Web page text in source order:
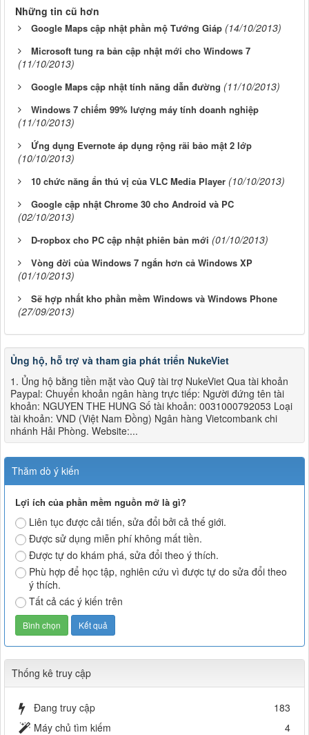
Những tin cũ hơn
Google Maps cập nhật phần mộ Tướng Giáp (14/10/2013)
Microsoft tung ra bản cập nhật mới cho Windows 7
(11/10/2013)
Google Maps cập nhật tính năng dẫn đường (11/10/2013)
Windows 7 chiếm 99% lượng máy tính doanh nghiệp
(11/10/2013)
Ứng dụng Evernote áp dụng rộng rãi bảo mật 2 lớp
(10/10/2013)
10 chức năng ẩn thú vị của VLC Media Player (10/10/2013)
Google cập nhật Chrome 30 cho Android và PC
(02/10/2013)
D-ropbox cho PC cập nhật phiên bản mới (01/10/2013)
Vòng đời của Windows 7 ngắn hơn cả Windows XP
(01/10/2013)
Sẽ hợp nhất kho phần mềm Windows và Windows Phone
(27/09/2013)
Ủng hộ, hỗ trợ và tham gia phát triển NukeViet
1. Ủng hộ bằng tiền mặt vào Quỹ tài trợ NukeViet Qua tài khoản
Paypal: Chuyển khoản ngân hàng trực tiếp: Người đứng tên tài
khoản: NGUYEN THE HUNG Số tài khoản: 0031000792053 Loại
tài khoản: VND (Việt Nam Đồng) Ngân hàng Vietcombank chi
nhánh Hải Phòng. Website:...
Thăm dò ý kiến
Lợi ích của phần mềm nguồn mở là gì?
Liên tục được cải tiến, sửa đổi bởi cả thế giới.
Được sử dụng miễn phí không mất tiền.
Được tự do khám phá, sửa đổi theo ý thích.
Phù hợp để học tập, nghiên cứu vì được tự do sửa đổi theo
ý thích.
Tất cả các ý kiến trên
Thống kê truy cập
Đang truy cập
183
Máy chủ tìm kiếm
4